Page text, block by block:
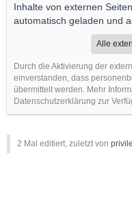
Inhalte von externen
automatisch geladen und
Alle
Durch die Aktivierung der
einverstanden, dass
übermittelt werden. Mehr
Datenschutzerklärung zur
2 Mal editiert, zuletzt von